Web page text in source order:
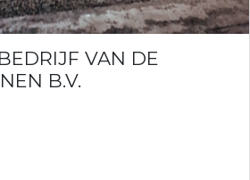
VAN DE
B.V.